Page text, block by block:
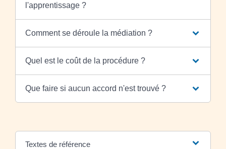
l'apprentissage ?
Comment se déroule la médiation ?
Quel est le coût de la procédure ?
Que faire si aucun accord n'est trouvé ?
Textes de référence